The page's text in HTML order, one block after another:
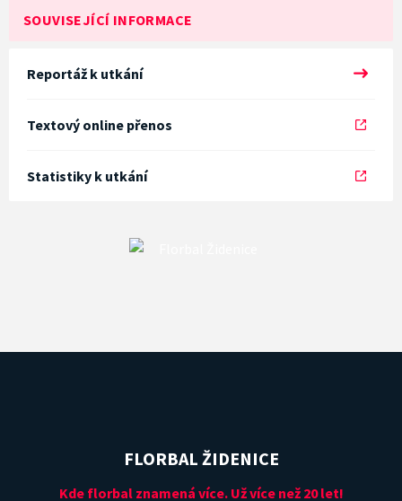
SOUVISEJÍCÍ INFORMACE
Reportáž k utkání
Textový online přenos
Statistiky k utkání
FLORBAL ŽIDENICE
Kde florbal znamená více. Už více než 20 let!